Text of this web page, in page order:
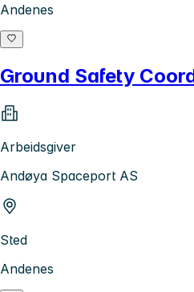
Andenes
Ground Safety
Arbeidsgiver
Andøya Spaceport AS
Sted
Andenes